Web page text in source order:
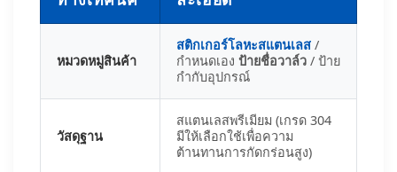
หมวดหมู่สินค้า
สติกเกอร์โลหะสแตนเลส /
กำหนดเอง ป้ายชื่อวาล์ว / ป้าย
กำกับอุปกรณ์
วัสดุฐาน
สแตนเลสพรีเมียม (เกรด 304
มีให้เลือกใช้เพื่อความ
ต้านทานการกัดกร่อนสูง)